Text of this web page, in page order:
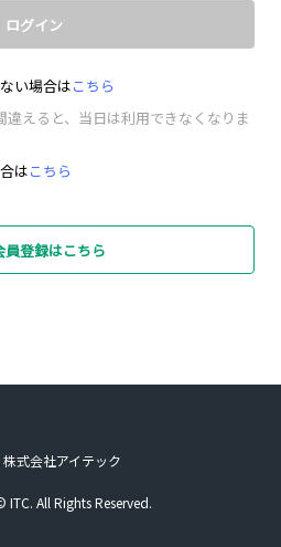
ログイン
い場合はこちら
えると、当日は利用できなくなりま
はこちら
員登録はこちら
式会社アイテック
ITC. All Rights Reserved.